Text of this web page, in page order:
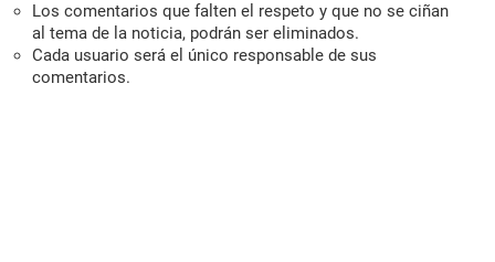
Los comentarios que falten el respeto y que no se ciñan
al tema de la noticia, podrán ser eliminados.
Cada usuario será el único responsable de sus
comentarios.